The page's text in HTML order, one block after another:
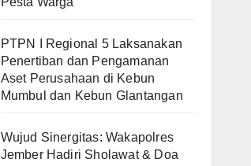
PTPN I Regional 5 Laksanakan
Penertiban dan Pengamanan
Aset Perusahaan di Kebun
Mumbul dan Kebun Glantangan
Wujud Sinergitas: Wakapolres
Jember Hadiri Sholawat & Doa